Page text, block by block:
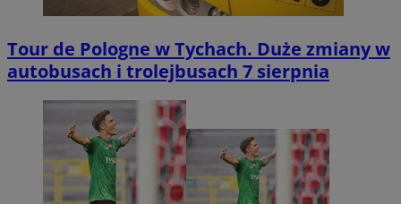
Tour de Pologne w Tychach. Duże zmiany w
autobusach i trolejbusach 7 sierpnia